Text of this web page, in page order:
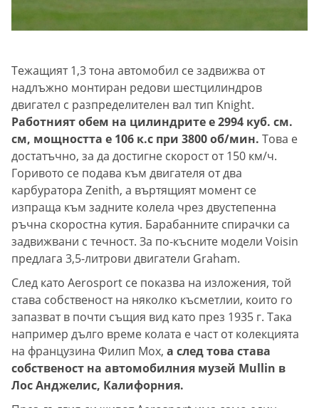
Тежащият 1,3 тона автомобил се задвижва от
надлъжно монтиран редови шестцилиндров
двигател с разпределителен вал тип Knight.
Работният обем на цилиндрите е 2994 куб. см.
см, мощността е 106 к.с при 3800 об/мин. Това е
достатъчно, за да достигне скорост от 150 км/ч.
Горивото се подава към двигателя от два
карбуратора Zenith, а въртящият момент се
изпраща към задните колела чрез двустепенна
ръчна скоростна кутия. Барабанните спирачки са
задвижвани с течност. За по-късните модели Voisin
предлага 3,5-литрови двигатели Graham.
След като Aerosport се показва на изложения, той
става собственост на няколко късметлии, които го
запазват в почти същия вид като през 1935 г. Така
например дълго време колата е част от колекцията
на французина Филип Мох, а след това става
собственост на автомобилния музей Mullin в
Лос Анджелис, Калифорния.